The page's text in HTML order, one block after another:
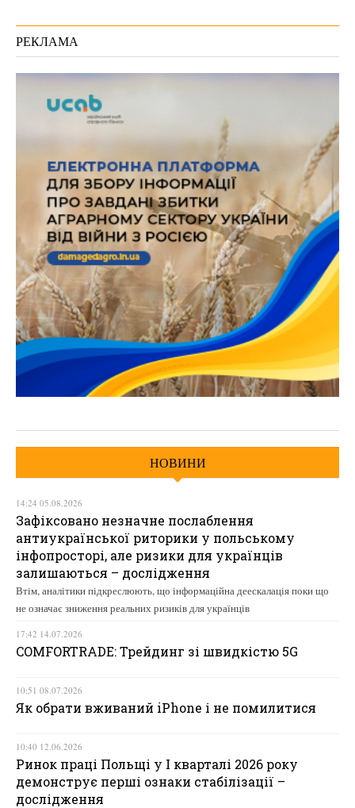
РЕКЛАМА
НОВИНИ
14:24 05.08.2026
Зафіксовано незначне послаблення
антиукраїнської риторики у польському
інфопросторі, але ризики для українців
залишаються – дослідження
Втім, аналітики підкреслюють, що інформаційна деескалація поки що
не означає зниження реальних ризиків для українців
17:42 14.07.2026
COMFORTRADE: Трейдинг зі швидкістю 5G
10:51 08.07.2026
Як обрати вживаний iPhone і не помилитися
10:40 12.06.2026
Ринок праці Польщі у І кварталі 2026 року
демонструє перші ознаки стабілізації –
дослідження